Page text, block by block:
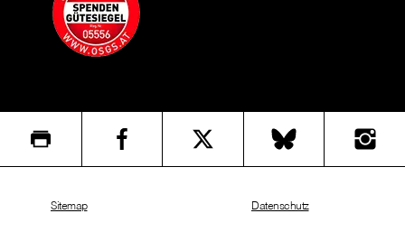
Sitemap Datenschutz